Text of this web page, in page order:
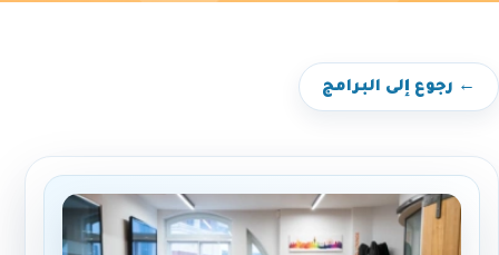
← رجوع إلى البرامج